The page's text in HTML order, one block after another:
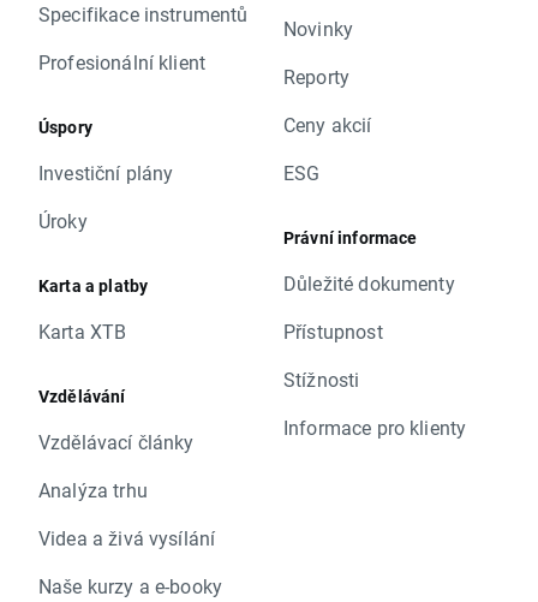
Specifikace instrumentů
Profesionální klient
Úspory
Investiční plány
Úroky
Karta a platby
Karta XTB
Vzdělávání
Vzdělávací články
Analýza trhu
Videa a živá vysílání
Naše kurzy a e-booky
Novinky
Reporty
Ceny akcií
ESG
Právní informace
Důležité dokumenty
Přístupnost
Stížnosti
Informace pro klienty